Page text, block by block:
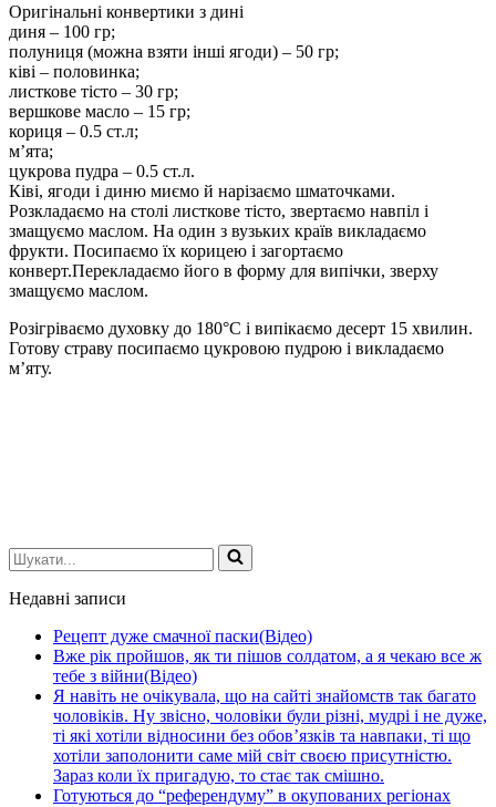
Оригінальні конвертики з дині
диня – 100 гр;
полуниця (можна взяти інші ягоди) – 50 гр;
ківі – половинка;
листкове тісто – 30 гр;
вершкове масло – 15 гр;
кориця – 0.5 ст.л;
м’ята;
цукрова пудра – 0.5 ст.л.
Ківі, ягоди і диню миємо й нарізаємо шматочками.
Розкладаємо на столі листкове тісто, звертаємо навпіл і
змащуємо маслом. На один з вузьких країв викладаємо
фрукти. Посипаємо їх корицею і загортаємо
конверт.Перекладаємо його в форму для випічки, зверху
змащуємо маслом.
Розігріваємо духовку до 180°C і випікаємо десерт 15 хвилин.
Готову страву посипаємо цукровою пудрою і викладаємо
м’яту.
Шукати...
Недавні записи
Рецепт дуже смачної паски(Відео)
Вже рік пройшов, як ти пішов солдатом, а я чекаю все ж
тебе з війни(Відео)
Я навіть не очікувала, що на сайті знайомств так багато
чоловіків. Ну звісно, чоловіки були різні, мудрі і не дуже,
ті які хотіли відносини без обов’язків та навпаки, ті що
хотіли заполонити саме мій світ своєю присутністю.
Зараз коли їх пригадую, то стає так смішно.
Готуються до “референдуму” в окупованих регіонах